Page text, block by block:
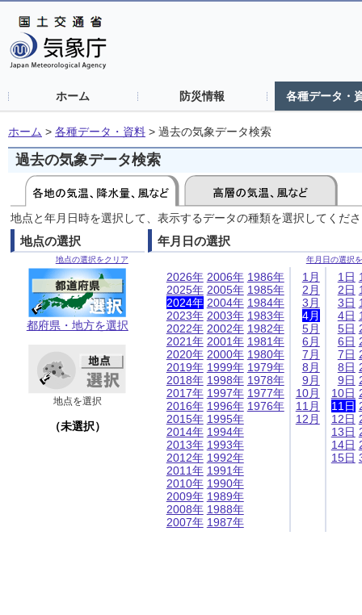
ホーム 防災情報 各種データ・
ホーム > 各種データ・資料 > 過去の気象データ検索
過去の気象データ検索
地点と年月日時を選択して、表示するデータの種類を選択してくだ
地点の選択
地点の選択をクリア
都府県・地方を選択
地点を選択
（未選択）
年月日の選択
年月日の選択
2026年
2025年
2024年
2023年
2022年
2021年
2020年
2019年
2018年
2017年
2016年
2015年
2014年
2013年
2012年
2011年
2010年
2009年
2008年
2007年
2006年
2005年
2004年
2003年
2002年
2001年
2000年
1999年
1998年
1997年
1996年
1995年
1994年
1993年
1992年
1991年
1990年
1989年
1988年
1987年
1986年
1985年
1984年
1983年
1982年
1981年
1980年
1979年
1978年
1977年
1976年
1月
2月
3月
4月
5月
6月
7月
8月
9月
10月
11月
12月
1日
2日
3日
4日
5日
6日
7日
8日
9日
10日
11日
12日
13日
14日
15日